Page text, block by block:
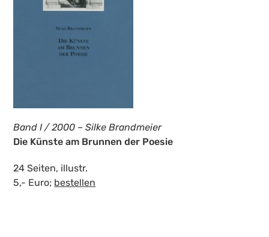
Band I / 2000 – Silke Brandmeier
Die Künste am Brunnen der Poesie
24 Seiten, illustr.
5,- Euro; bestellen